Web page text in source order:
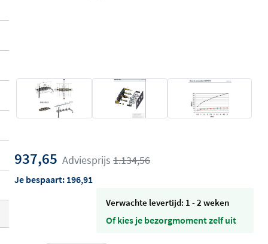
937,65 Adviesprijs 1.134,56
Je bespaart: 196,91
Verwachte levertijd: 1 - 2 weken
Of kies je bezorgmoment zelf uit